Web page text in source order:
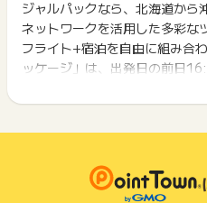
(6)電話による弊社オペレータ
※ポイントに関するお問い合わ
までお問い合わせください。ポ
お問い合わせをした場合、ポ
ざいます。
2回以上同じお買い物・サービ
ポイントタウンに戻り、「 申込
を押してからご利用ください。
下記の事項に該当する場合、
い物を複数回ご利用された場合
て一度でも同サービス・お買い
ご利用前には、Cookieの削除
ント履歴には記載されません。
原則として広告主側のポイント
につきましては、ポイントタウ
まれません。
広告主が運営しているサービ
商品の交換や一部でもキャン
になる可能性もございます。
条件を達成しているかどうかは
っているため、広告主はポイン
ジャルパックなら、北海道から
ネットワークを活用した多彩な
フライト+宿泊を自由に組み合
ッケージ」は、出発日の前日